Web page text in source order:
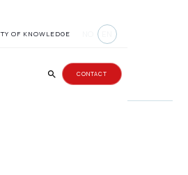
OF KNOWLEDGE
CONTACT
vinner fikk